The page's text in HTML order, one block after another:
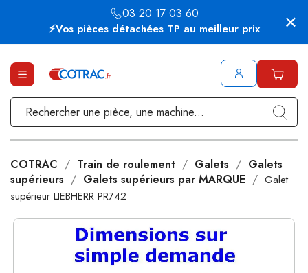
⚡Vos pièces détachées TP au meilleur prix
03 20 17 03 60
COTRAC Train de roulement Galets
Galets
supérieurs
Galets supérieurs par MARQUE
Galet
supérieur LIEBHERR PR742